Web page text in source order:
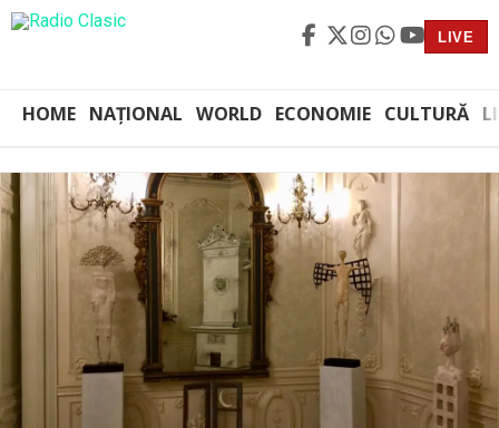
LIVE
HOME NAȚIONAL WORLD ECONOMIE CULTURĂ